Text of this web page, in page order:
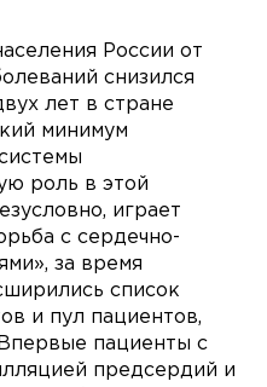
России от
снизился
лет в стране
минимум
роль в этой
играет
с сердечно-
за время
список
и пул пациентов,
пациенты с
предсердий и